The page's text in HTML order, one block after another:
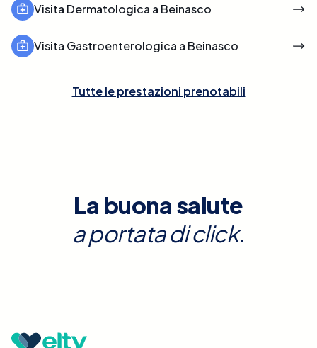
Visita Dermatologica a Beinasco
Visita Gastroenterologica a Beinasco
Tutte le prestazioni prenotabili
La buona salute
a portata di click.